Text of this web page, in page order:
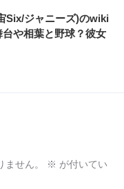
Six/ジャニーズ)のwiki
台や相葉と野球？彼女
せん。 ※ が付いてい